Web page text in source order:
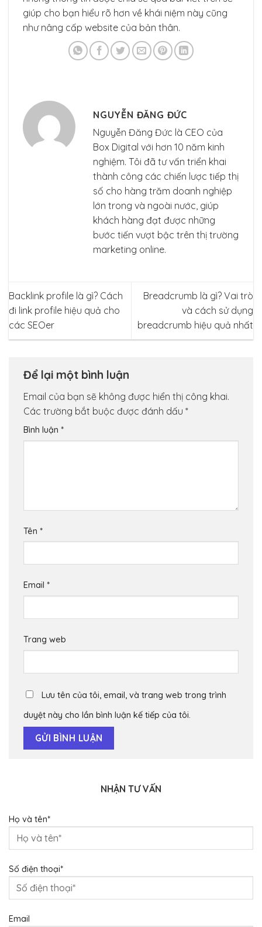
giúp cho bạn hiểu rõ hơn về khái niệm này cũng
như nâng cấp website của bản thân.
NGUYỄN ĐĂNG ĐỨC
Nguyễn Đăng Đức là CEO của
Box Digital với hơn 10 năm kinh
nghiệm. Tôi đã tư vấn triển khai
thành công các chiến lược tiếp thị
số cho hàng trăm doanh nghiệp
lớn trong và ngoài nước, giúp
khách hàng đạt được những
bước tiến vượt bậc trên thị trường
marketing online.
Backlink profile là gì? Cách
đi link profile hiệu quả cho
các SEOer
Breadcrumb là gì? Vai trò
và cách sử dụng
breadcrumb hiệu quả nhất
Để lại một bình luận
Email của bạn sẽ không được hiển thị công khai.
Các trường bắt buộc được đánh dấu *
Bình luận *
Tên *
Email *
Trang web
Lưu tên của tôi, email, và trang web trong trình
duyệt này cho lần bình luận kế tiếp của tôi.
NHẬN TƯ VẤN
Họ và tên*
Số điện thoại*
Email